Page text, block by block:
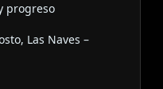
progreso
Las Naves –